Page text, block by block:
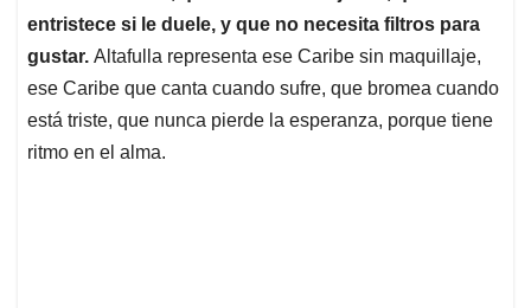
entristece si le duele, y que no necesita filtros para
gustar. Altafulla representa ese Caribe sin maquillaje,
ese Caribe que canta cuando sufre, que bromea cuando
está triste, que nunca pierde la esperanza, porque tiene
ritmo en el alma.